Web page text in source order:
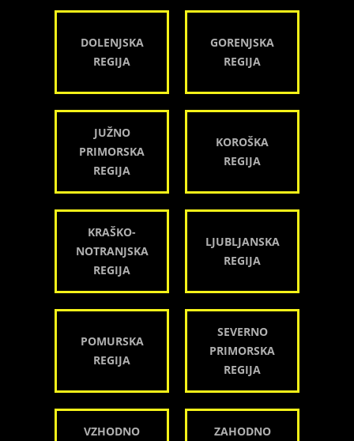
DOLENJSKA
REGIJA
GORENJSKA
REGIJA
JUŽNO
PRIMORSKA
REGIJA
KOROŠKA
REGIJA
KRAŠKO-
NOTRANJSKA
REGIJA
LJUBLJANSKA
REGIJA
POMURSKA
REGIJA
SEVERNO
PRIMORSKA
REGIJA
VZHODNO
ZAHODNO